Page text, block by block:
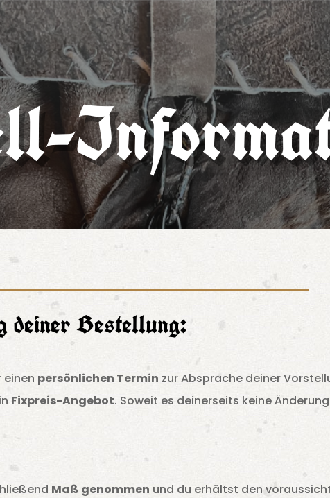
deiner Bestellung:
einen persönlichen Termin zur Absprache deiner
Fixpreis-Angebot. Soweit es deinerseits keine
Maß genommen und du erhältst den